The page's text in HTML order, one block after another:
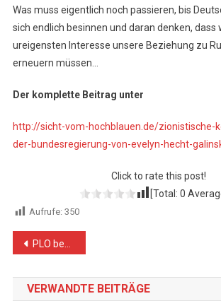
Was muss eigentlich noch passieren, bis
sich endlich besinnen und daran denken, dass
ureigensten Interesse unsere Beziehung zu
erneuern müssen…
Der komplette Beitrag unter
http://sicht-vom-hochblauen.de/zionistische-
der-bundesregierung-von-evelyn-hecht-
Click to rate this post!
[Total: 0
Aufrufe: 350
Beitragsnavigation
PLO begrüßt UN-Liste der in völkerrechtswidrigen Siedlungen tätigen Unternehmen
VERWANDTE BEITRÄGE